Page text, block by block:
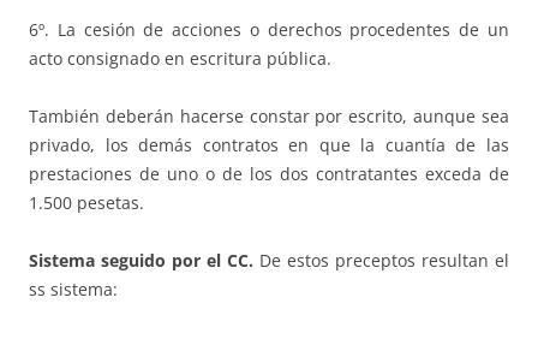
6º. La cesión de acciones o derechos procedentes de un
acto consignado en escritura pública.
También deberán hacerse constar por escrito, aunque sea
privado, los demás contratos en que la cuantía de las
prestaciones de uno o de los dos contratantes exceda de
1.500 pesetas.
Sistema seguido por el CC. De estos preceptos resultan el
ss sistema: